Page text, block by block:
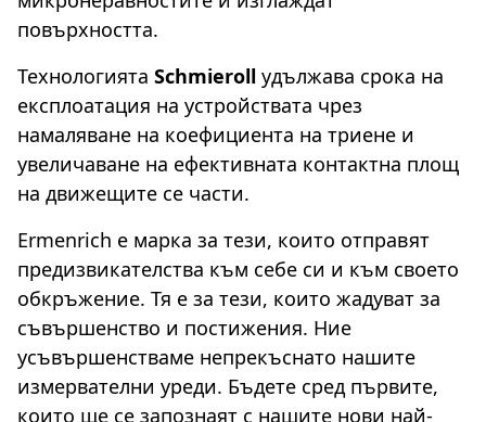
повърхността.
Технологията Schmieroll удължава срока на
експлоатация на устройствата чрез
намаляване на коефициента на триене и
увеличаване на ефективната контактна площ
на движещите се части.
Ermenrich е марка за тези, които отправят
предизвикателства към себе си и към своето
обкръжение. Тя е за тези, които жадуват за
съвършенство и постижения. Ние
усъвършенстваме непрекъснато нашите
измервателни уреди. Бъдете сред първите,
които ще се запознаят с нашите нови най-